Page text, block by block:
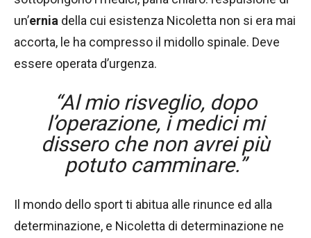
un’ernia della cui esistenza Nicoletta non si era mai
accorta, le ha compresso il midollo spinale. Deve
essere operata d’urgenza.
“Al mio risveglio, dopo
l’operazione, i medici mi
dissero che non avrei più
potuto camminare.”
Il mondo dello sport ti abitua alle rinunce ed alla
determinazione, e Nicoletta di determinazione ne